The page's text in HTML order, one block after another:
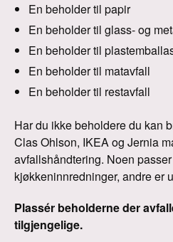
En beholder til papir
En beholder til glass- og
En beholder til
En beholder til matavfall
En beholder til restavfall
Har du ikke beholdere du kan
Clas Ohlson, IKEA og Jernia
avfallshåndtering. Noen
kjøkkeninnredninger, andre er
Plassér beholderne der
tilgjengelige.